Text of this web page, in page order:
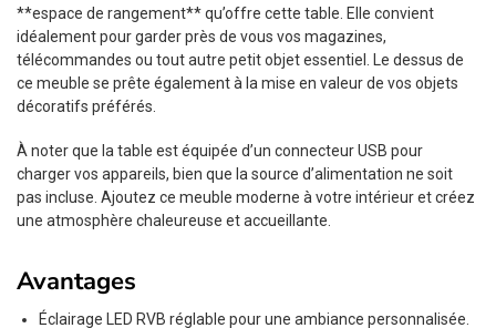
**espace de rangement** qu’offre cette table. Elle convient
idéalement pour garder près de vous vos magazines,
télécommandes ou tout autre petit objet essentiel. Le dessus de
ce meuble se prête également à la mise en valeur de vos objets
décoratifs préférés.
À noter que la table est équipée d’un connecteur USB pour
charger vos appareils, bien que la source d’alimentation ne soit
pas incluse. Ajoutez ce meuble moderne à votre intérieur et créez
une atmosphère chaleureuse et accueillante.
Avantages
Éclairage LED RVB réglable pour une ambiance personnalisée.